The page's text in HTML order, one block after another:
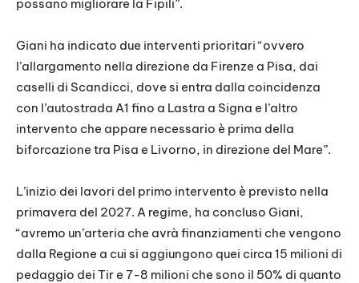
possano migliorare la Fipili”.
Giani ha indicato due interventi prioritari “ovvero
l’allargamento nella direzione da Firenze a Pisa, dai
caselli di Scandicci, dove si entra dalla coincidenza
con l’autostrada A1 fino a Lastra a Signa e l’altro
intervento che appare necessario è prima della
biforcazione tra Pisa e Livorno, in direzione del Mare”.
L’inizio dei lavori del primo intervento è previsto nella
primavera del 2027. A regime, ha concluso Giani,
“avremo un’arteria che avrà finanziamenti che vengono
dalla Regione a cui si aggiungono quei circa 15 milioni di
pedaggio dei Tir e 7-8 milioni che sono il 50% di quanto